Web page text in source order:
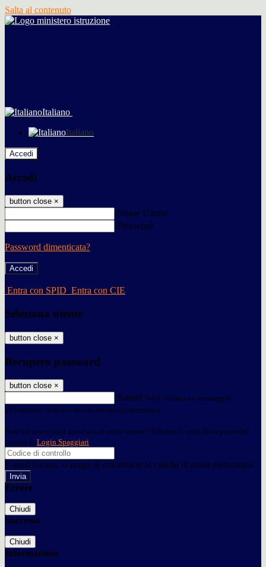
Salta al contenuto
Italiano
Italiano
Accedi
Accedi
button close ×
Nome Utente
Password
Password dimenticata?
-
Entra con SPID Entra con CIE
Seleziona utente
button close ×
Recupero password
button close ×
E-mail Verrà inviato un messaggio
all'indirizzo indicato con le istruzioni necessarie.
Non hai una e-mail associata al nome utente? Effettua il reset della password
tramite la Login Spaggiari
E-mail inviata, si prega di controllare la casella di posta elettronica!
Errore
Chiudi
Successo
Chiudi
Informazione